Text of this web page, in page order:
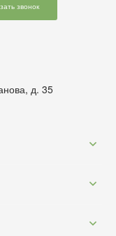
звонок
д. 35